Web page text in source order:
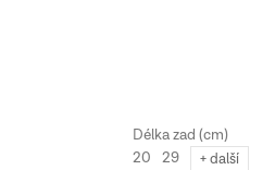
20 29 + další